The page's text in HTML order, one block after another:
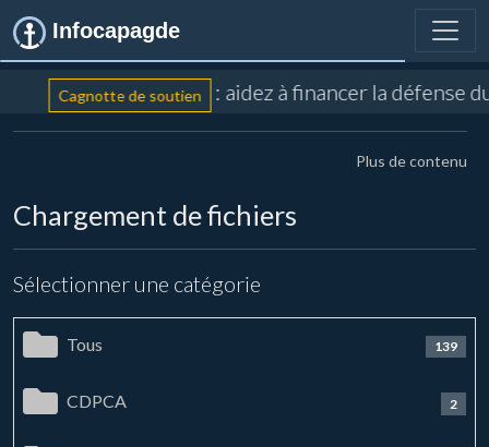
Infocapagde
Cagnotte de soutien : aidez à financer la défense
Plus de contenu
Chargement de fichiers
Sélectionner une catégorie
Tous 139
CDPCA 2